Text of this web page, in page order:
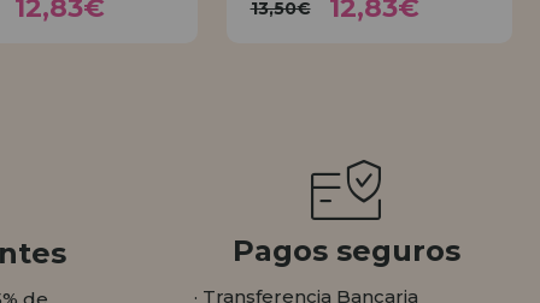
12,83€ 13,50€ 12,83€
de
Pagos seguros
· Transferencia Bancaria